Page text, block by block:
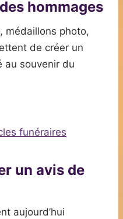
hommages
médaillons photo,
de créer un
au souvenir du
funéraires
un avis de
aujourd’hui